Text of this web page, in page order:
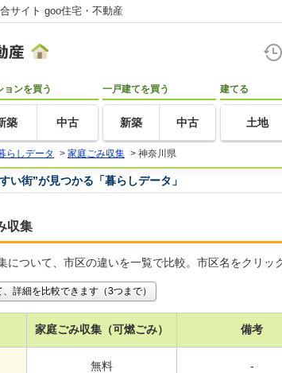
サイト goo住宅・不動産
ョンを買う
築 中古
一戸建てを買う
新築 中古
建てる
土地
らしデータ > 家庭ごみ収集 > 神奈川県
い街”が見つかる「暮らしデータ」
収集
について、市区の違いを一覧で比較。市区名をクリッ
詳細を比較できます（3つまで）
家庭ごみ収集（可燃ごみ） 備考
無料 -